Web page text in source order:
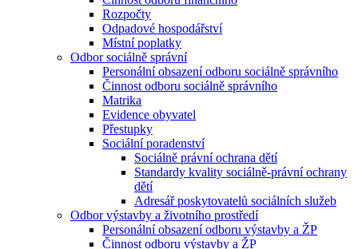
Rozpočty
Odpadové hospodářství
Místní poplatky
Odbor sociálně správní
Personální obsazení odboru sociálně správního
Činnost odboru sociálně správního
Matrika
Evidence obyvatel
Přestupky
Sociální poradenství
Sociálně právní ochrana dětí
Standardy kvality sociálně-právní ochrany
dětí
Adresář poskytovatelů sociálních služeb
Odbor výstavby a životního prostředí
Personální obsazení odboru výstavby a ŽP
Činnost odboru výstavby a ŽP